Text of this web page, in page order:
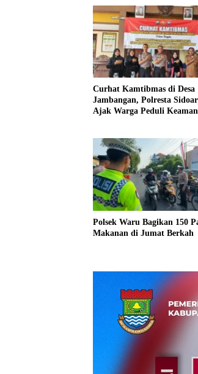
Curhat Kamtibmas di Desa
Jambangan, Polresta
Ajak Warga Peduli
Polsek Waru Bagikan 150
Makanan di Jumat Berkah